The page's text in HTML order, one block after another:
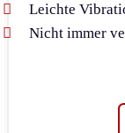
Leichte
Nicht immer